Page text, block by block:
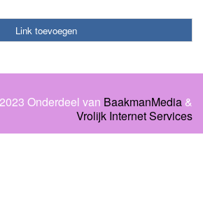
Link toevoegen
Onderdeel van BaakmanMedia &
Vrolijk Internet Services